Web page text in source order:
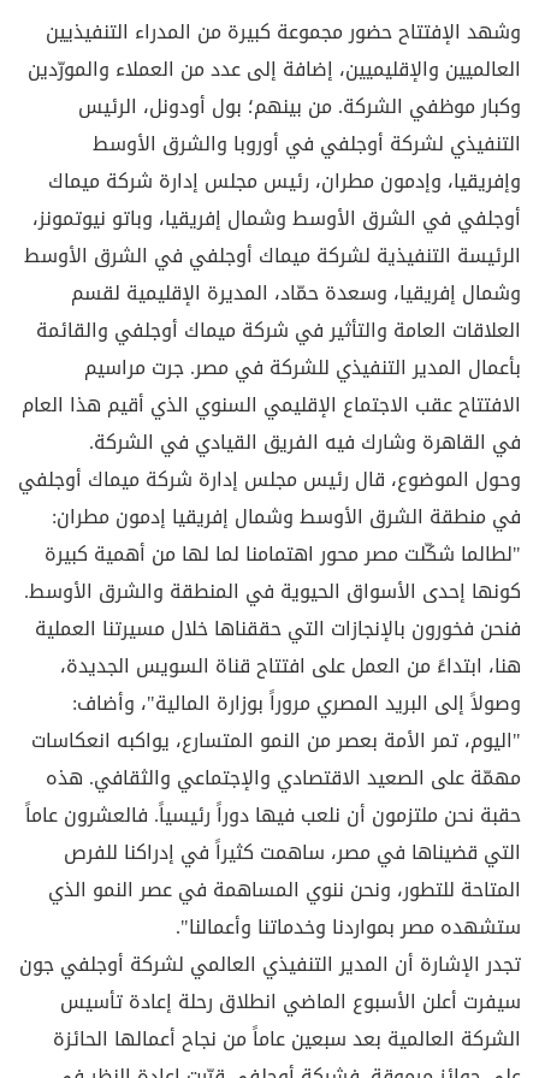
وشهد الإفتتاح حضور مجموعة كبيرة من المدراء التنفيذيين
العالميين والإقليميين، إضافة إلى عدد من العملاء والمورّدين
وكبار موظفي الشركة. من بينهم؛ بول أودونل، الرئيس
التنفيذي لشركة أوجلفي في أوروبا والشرق الأوسط
وإفريقيا، وإدمون مطران، رئيس مجلس إدارة شركة ميماك
أوجلفي في الشرق الأوسط وشمال إفريقيا، وباتو نيوتمونز،
الرئيسة التنفيذية لشركة ميماك أوجلفي في الشرق الأوسط
وشمال إفريقيا، وسعدة حمّاد، المديرة الإقليمية لقسم
العلاقات العامة والتأثير في شركة ميماك أوجلفي والقائمة
بأعمال المدير التنفيذي للشركة في مصر. جرت مراسيم
الافتتاح عقب الاجتماع الإقليمي السنوي الذي أقيم هذا العام
في القاهرة وشارك فيه الفريق القيادي في الشركة.
وحول الموضوع، قال رئيس مجلس إدارة شركة ميماك أوجلفي
في منطقة الشرق الأوسط وشمال إفريقيا إدمون مطران:
"لطالما شكّلت مصر محور اهتمامنا لما لها من أهمية كبيرة
كونها إحدى الأسواق الحيوية في المنطقة والشرق الأوسط.
فنحن فخورون بالإنجازات التي حققناها خلال مسيرتنا العملية
هنا، ابتداءً من العمل على افتتاح قناة السويس الجديدة،
وصولاً إلى البريد المصري مروراً بوزارة المالية"، وأضاف:
"اليوم، تمر الأمة بعصر من النمو المتسارع، يواكبه انعكاسات
مهمّة على الصعيد الاقتصادي والإجتماعي والثقافي. هذه
حقبة نحن ملتزمون أن نلعب فيها دوراً رئيسياً. فالعشرون عاماً
التي قضيناها في مصر، ساهمت كثيراً في إدراكنا للفرص
المتاحة للتطور، ونحن ننوي المساهمة في عصر النمو الذي
ستشهده مصر بمواردنا وخدماتنا وأعمالنا".
تجدر الإشارة أن المدير التنفيذي العالمي لشركة أوجلفي جون
سيفرت أعلن الأسبوع الماضي انطلاق رحلة إعادة تأسيس
الشركة العالمية بعد سبعين عاماً من نجاح أعمالها الحائزة